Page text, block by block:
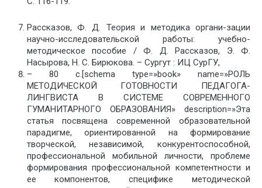
Рассказов, Ф. Д. Теория и методика органи-зации
научно-исследовательской работы: учебно-
методическое пособие / Ф. Д. Рассказов, Э. Ф.
Насырова, Н. С. Бирюкова. – Сургут : ИЦ СурГУ,
– 80 с.[schema type=»book» name=»РОЛЬ
МЕТОДИЧЕСКОЙ ГОТОВНОСТИ ПЕДАГОГА-
ЛИНГВИСТА В СИСТЕМЕ СОВРЕМЕННОГО
ГУМАНИТАРНОГО ОБРАЗОВАНИЯ» description=»Эта
статья посвящена современной образовательной
парадигме, ориентированной на формирование
творческой, независимой, конкурентоспособной,
профессиональной мобильной личности, проблеме
формирования профессиональной компетентности и
ее компонентов, специфике методической